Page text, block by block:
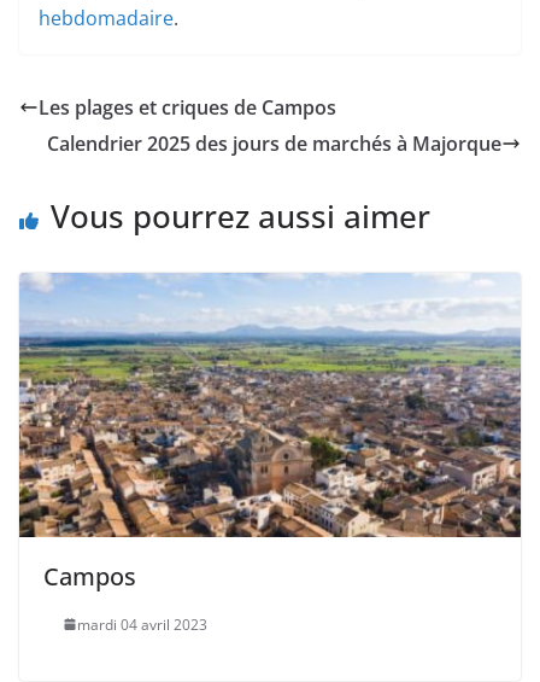
hebdomadaire.
Les plages et criques de Campos
Calendrier 2025 des jours de marchés à Majorque
Vous pourrez aussi aimer
Campos
mardi 04 avril 2023